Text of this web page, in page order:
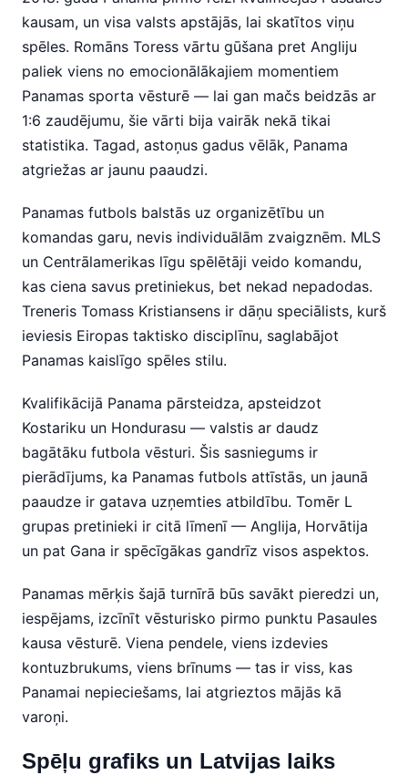
kausam, un visa valsts apstājās, lai skatītos viņu
spēles. Romāns Toress vārtu gūšana pret Angliju
paliek viens no emocionālākajiem momentiem
Panamas sporta vēsturē — lai gan mačs beidzās ar
1:6 zaudējumu, šie vārti bija vairāk nekā tikai
statistika. Tagad, astoņus gadus vēlāk, Panama
atgriežas ar jaunu paaudzi.
Panamas futbols balstās uz organizētību un
komandas garu, nevis individuālām zvaigznēm. MLS
un Centrālamerikas līgu spēlētāji veido komandu,
kas ciena savus pretiniekus, bet nekad nepadodas.
Treneris Tomass Kristiansens ir dāņu speciālists, kurš
ieviesis Eiropas taktisko disciplīnu, saglabājot
Panamas kaislīgo spēles stilu.
Kvalifikācijā Panama pārsteidza, apsteidzot
Kostariku un Hondurasu — valstis ar daudz
bagātāku futbola vēsturi. Šis sasniegums ir
pierādījums, ka Panamas futbols attīstās, un jaunā
paaudze ir gatava uzņemties atbildību. Tomēr L
grupas pretinieki ir citā līmenī — Anglija, Horvātija
un pat Gana ir spēcīgākas gandrīz visos aspektos.
Panamas mērķis šajā turnīrā būs savākt pieredzi un,
iespējams, izcīnīt vēsturisko pirmo punktu Pasaules
kausa vēsturē. Viena pendele, viens izdevies
kontuzbrukums, viens brīnums — tas ir viss, kas
Panamai nepieciešams, lai atgrieztos mājās kā
varoņi.
Spēļu grafiks un Latvijas laiks